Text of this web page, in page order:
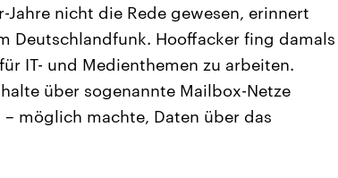
nicht die Rede gewesen, erinnert
Deutschlandfunk. Hooffacker fing damals
IT- und Medienthemen zu arbeiten.
über sogenannte Mailbox-Netze
möglich machte, Daten über das